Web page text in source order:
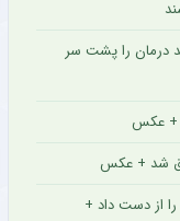
درمان را پشت سر
+ عکس
شد + عکس
را از دست داد +